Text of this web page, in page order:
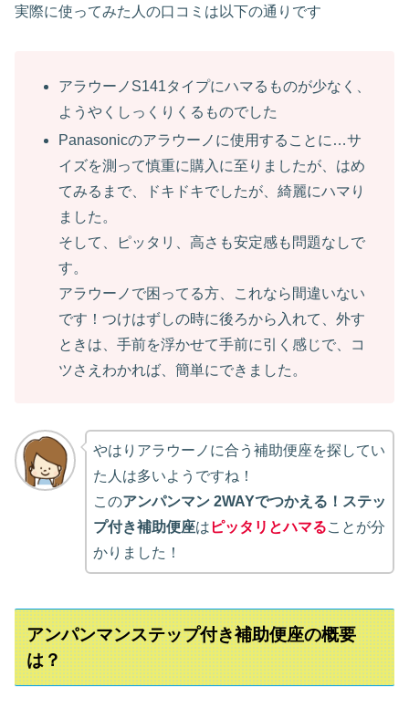
実際に使ってみた人の口コミは以下の通りです
アラウーノS141タイプにハマるものが少なく、
ようやくしっくりくるものでした
Panasonicのアラウーノに使用することに…サ
イズを測って慎重に購入に至りましたが、はめ
てみるまで、ドキドキでしたが、綺麗にハマり
ました。
そして、ピッタリ、高さも安定感も問題なしで
す。
アラウーノで困ってる方、これなら間違いない
です！つけはずしの時に後ろから入れて、外す
ときは、手前を浮かせて手前に引く感じで、コ
ツさえわかれば、簡単にできました。
やはりアラウーノに合う補助便座を探してい
た人は多いようですね！
このアンパンマン 2WAYでつかえる！ステッ
プ付き補助便座は ピッタリ とハマることが分
かりました！
アンパンマンステップ付き補助便座の概要
は？